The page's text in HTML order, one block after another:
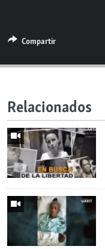
DESINFORMACIÓN
LA INVASIÓN DE
Compartir
Relacionados